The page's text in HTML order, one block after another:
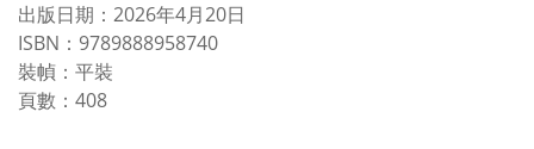
出版日期：2026年4月20日
ISBN：9789888958740
裝幀：平裝
頁數：408